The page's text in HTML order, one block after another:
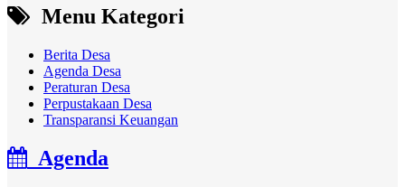
Menu Kategori
Berita Desa
Agenda Desa
Peraturan Desa
Perpustakaan Desa
Transparansi Keuangan
Agenda